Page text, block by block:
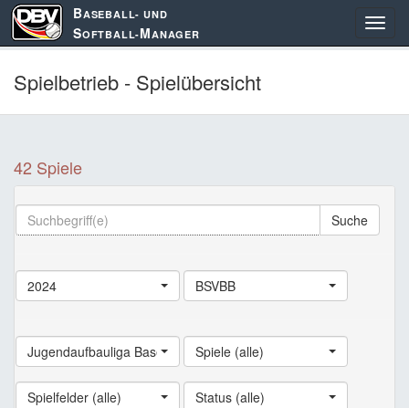
BASEBALL- UND
SOFTBALL-MANAGER
Spielbetrieb - Spielübersicht
42 Spiele
Suche
2024 BSVBB
Jugendaufbauliga Baseball Spiele (alle)
Spielfelder (alle) Status (alle)